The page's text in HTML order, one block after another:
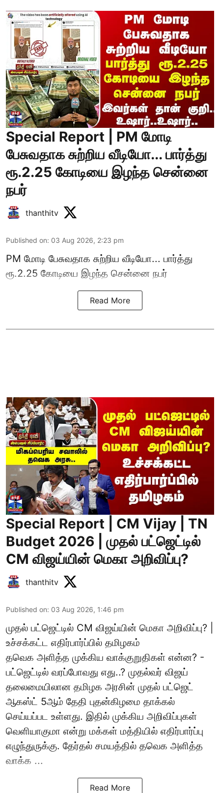
Special Report | PM மோடி
பேசுவதாக சுற்றிய வீடியோ... பார்த்து
ரூ.2.25 கோடியை இழந்த சென்னை
நபர்
thanthitv
Published on: 03 Aug 2026, 2:23 pm
PM மோடி பேசுவதாக சுற்றிய வீடியோ... பார்த்து
ரூ.2.25 கோடியை இழந்த சென்னை நபர்
Read More
Special Report | CM Vijay | TN
Budget 2026 | முதல் பட்ஜெட்டில்
CM விஜய்யின் மெகா அறிவிப்பு?
thanthitv
Published on: 03 Aug 2026, 1:46 pm
முதல் பட்ஜெட்டில் CM விஜய்யின் மெகா அறிவிப்பு? |
உச்சக்கட்ட எதிர்பார்ப்பில் தமிழகம்
தவெக அளித்த முக்கிய வாக்குறுதிகள் என்ன? -
பட்ஜெட்டில் வரப்போவது எது..? முதல்வர் விஜய்
தலைமையிலான தமிழக அரசின் முதல் பட்ஜெட்
ஆகஸ்ட் 5ஆம் தேதி புதன்கிழமை தாக்கல்
செய்யப்பட உள்ளது. இதில் முக்கிய அறிவிப்புகள்
வெளியாகுமா என்று மக்கள் மத்தியில் எதிர்பார்ப்பு
எழுந்துருக்கு. தேர்தல் சமயத்தில் தவெக அளித்த
வாக்க ...
Read More